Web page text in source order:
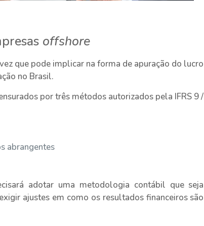
offshore
que pode implicar na forma de apuração do lucro
no Brasil.
por três métodos autorizados pela IFRS 9 /
abrangentes
adotar uma metodologia contábil que seja
ajustes em como os resultados financeiros são